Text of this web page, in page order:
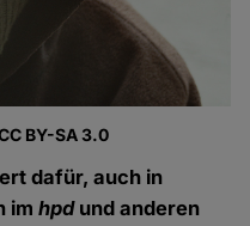
BY-SA 3.0
dafür, auch in
imhpdund anderen